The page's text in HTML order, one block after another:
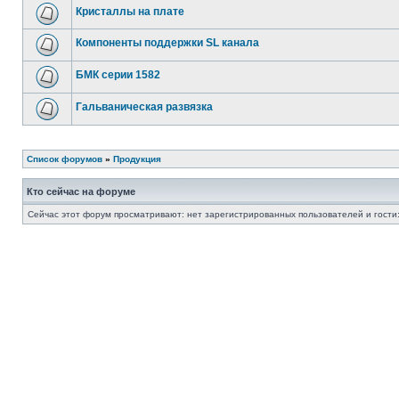
Кристаллы на плате
Компоненты поддержки SL канала
БМК серии 1582
Гальваническая развязка
Список форумов » Продукция
Кто сейчас на форуме
Сейчас этот форум просматривают: нет зарегистрированных пользователей и